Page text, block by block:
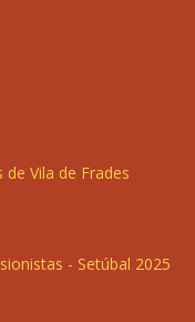
Vila de Frades
- Setúbal 2025